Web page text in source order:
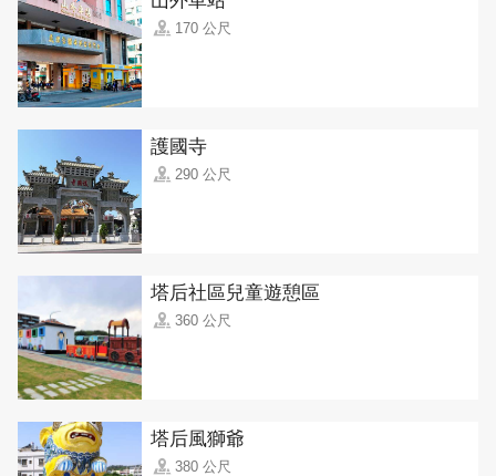
170 公尺
護國寺
290 公尺
塔后社區兒童遊憩區
360 公尺
塔后風獅爺
380 公尺